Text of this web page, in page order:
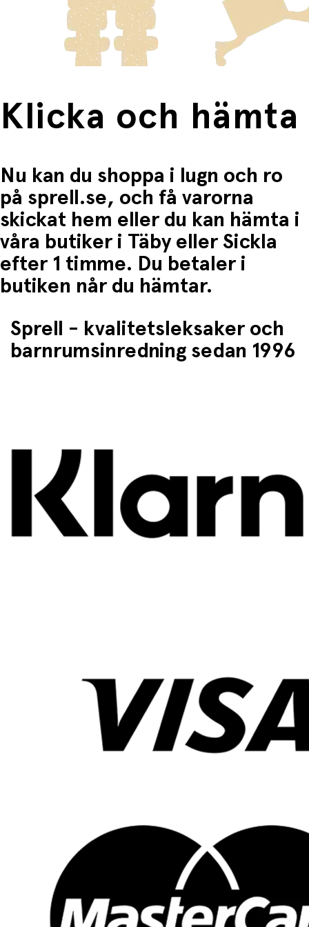
frakten för dessa varor visas i kassan.
Fri frakt när du handlar för mer än 1500:-
Klicka och hämta
Nu kan du shoppa i lugn och ro
på sprell.se, och få varorna
skickat hem eller du kan hämta i
våra butiker i Täby eller Sickla
efter 1 timme. Du betaler i
butiken når du hämtar.
Sprell - kvalitetsleksaker och
barnrumsinredning sedan 1996